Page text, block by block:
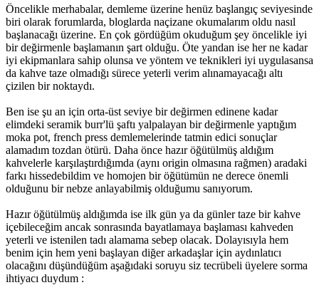
Öncelikle merhabalar, demleme üzerine henüz başlangıç seviyesinde
biri olarak forumlarda, bloglarda naçizane okumalarım oldu nasıl
başlanacağı üzerine. En çok gördüğüm okuduğum şey öncelikle iyi
bir değirmenle başlamanın şart olduğu. Öte yandan ise her ne kadar
iyi ekipmanlara sahip olunsa ve yöntem ve teknikleri iyi uygulasansa
da kahve taze olmadığı sürece yeterli verim alınamayacağı altı
çizilen bir noktaydı.
Ben ise şu an için orta-üst seviye bir değirmen edinene kadar
elimdeki seramik burr'lü şaftı yalpalayan bir değirmenle yaptığım
moka pot, french press demlemelerinde tatmin edici sonuçlar
alamadım tozdan ötürü. Daha önce hazır öğütülmüş aldığım
kahvelerle karşılaştırdığımda (aynı origin olmasına rağmen) aradaki
farkı hissedebildim ve homojen bir öğütümün ne derece önemli
olduğunu bir nebze anlayabilmiş olduğumu sanıyorum.
Hazır öğütülmüş aldığımda ise ilk gün ya da günler taze bir kahve
içebileceğim ancak sonrasında bayatlamaya başlaması kahveden
yeterli ve istenilen tadı alamama sebep olacak. Dolayısıyla hem
benim için hem yeni başlayan diğer arkadaşlar için aydınlatıcı
olacağını düşündüğüm aşağıdaki soruyu siz tecrübeli üyelere sorma
ihtiyacı duydum :